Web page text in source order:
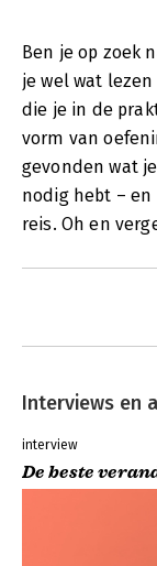
Ben je op zoek
je wel wat
die je in de
vorm van
gevonden wat
nodig hebt – en
reis. Oh en
Interviews en
interview
De beste